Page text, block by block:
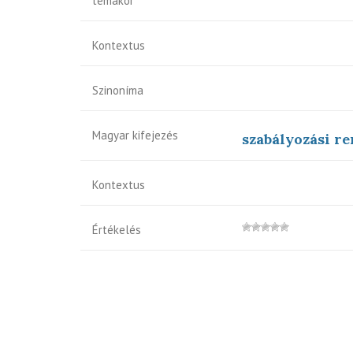
Kontextus
Szinoníma
Magyar kifejezés szabályozási
Kontextus
Értékelés